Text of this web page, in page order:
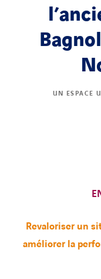
UN ESPACE
Revaloriser un
améliorer la